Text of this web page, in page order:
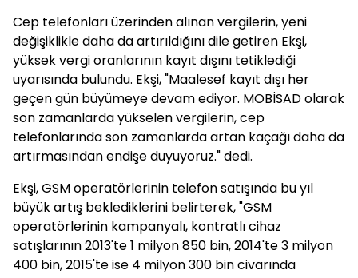
Cep telefonları üzerinden alınan vergilerin, yeni
değişiklikle daha da artırıldığını dile getiren Ekşi,
yüksek vergi oranlarının kayıt dışını tetiklediği
uyarısında bulundu. Ekşi, "Maalesef kayıt dışı her
geçen gün büyümeye devam ediyor. MOBİSAD olarak
son zamanlarda yükselen vergilerin, cep
telefonlarında son zamanlarda artan kaçağı daha da
artırmasından endişe duyuyoruz." dedi.
Ekşi, GSM operatörlerinin telefon satışında bu yıl
büyük artış beklediklerini belirterek, "GSM
operatörlerinin kampanyalı, kontratlı cihaz
satışlarının 2013'te 1 milyon 850 bin, 2014'te 3 milyon
400 bin, 2015'te ise 4 milyon 300 bin civarında